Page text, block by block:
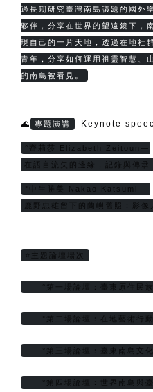
過長期研究臺灣南島議題的國外
夥伴，分享在世界的望遠鏡下，
現自己的一片天地，透過在地社
青年，分享如何運用祖靈智慧、
的南島被看見。
🌊 專題演講 Keynote
°齊莉莎 Elizabeth Zeitoun—
在語言流失的邊緣，記錄與傳承
°中生勝美 Nakao Katsumi —
鹿野忠雄留下的蘭嶼舊照：影像
⭐主題論壇場次
°第一場論壇：臺東原住民族
°第二場論壇：在地藝術行動
°第三場論壇：臺東南島文化
°第四場論壇：世界南島與臺